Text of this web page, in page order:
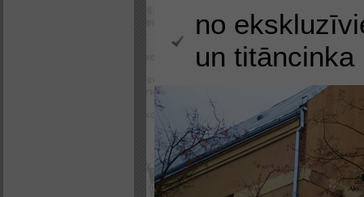
no
un titāncinka